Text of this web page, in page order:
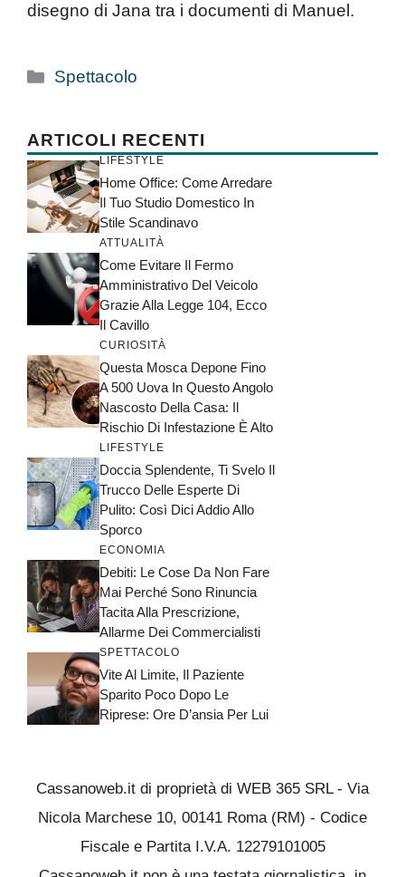
disegno di Jana tra i documenti di Manuel.
Categorie
Spettacolo
ARTICOLI RECENTI
LIFESTYLE
Home Office: Come Arredare
Il Tuo Studio Domestico In
Stile Scandinavo
ATTUALITÀ
Come Evitare Il Fermo
Amministrativo Del Veicolo
Grazie Alla Legge 104, Ecco
Il Cavillo
CURIOSITÀ
Questa Mosca Depone Fino
A 500 Uova In Questo Angolo
Nascosto Della Casa: Il
Rischio Di Infestazione È Alto
LIFESTYLE
Doccia Splendente, Ti Svelo Il
Trucco Delle Esperte Di
Pulito: Così Dici Addio Allo
Sporco
ECONOMIA
Debiti: Le Cose Da Non Fare
Mai Perché Sono Rinuncia
Tacita Alla Prescrizione,
Allarme Dei Commercialisti
SPETTACOLO
Vite Al Limite, Il Paziente
Sparito Poco Dopo Le
Riprese: Ore D’ansia Per Lui
Cassanoweb.it di proprietà di WEB 365 SRL - Via
Nicola Marchese 10, 00141 Roma (RM) - Codice
Fiscale e Partita I.V.A. 12279101005